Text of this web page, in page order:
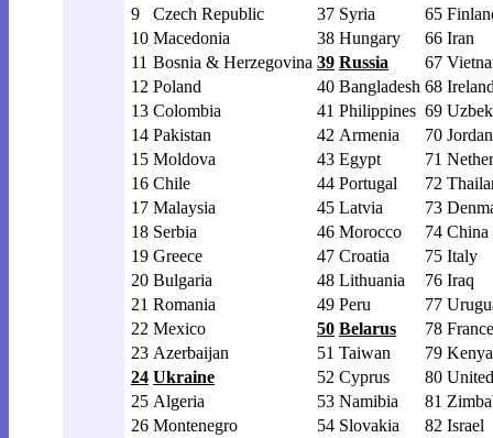
9
Czech Republic 37 Syria 65
10 Macedonia 38 Hungary 66 Iran
11 Bosnia & Herzegovina 39 Russia 67
12 Poland 40 Bangladesh 68
13 Colombia 41 Philippines 69
14 Pakistan 42 Armenia 70 Jordan
15 Moldova 43 Egypt 71
16 Chile 44 Portugal 72
17 Malaysia 45 Latvia 73
18 Serbia 46 Morocco 74 China
19 Greece 47 Croatia 75 Italy
20 Bulgaria 48 Lithuania 76 Iraq
21 Romania 49 Peru 77
22 Mexico 50 Belarus 78 France
23 Azerbaijan 51 Taiwan 79 Kenya
24 Ukraine 52 Cyprus 80
25 Algeria 53 Namibia 81
26 Montenegro 54 Slovakia 82 Israel